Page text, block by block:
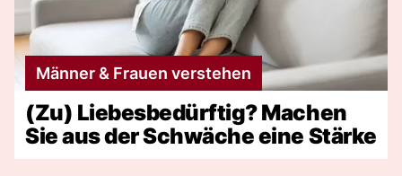
Männer & Frauen verstehen
(Zu) Liebesbedürftig? Machen
Sie aus der Schwäche eine Stärke